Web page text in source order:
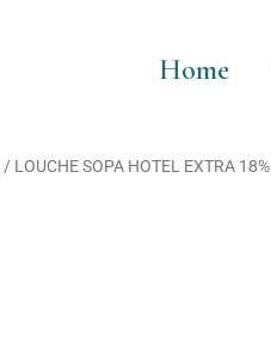
Home
/ LOUCHE SOPA HOTEL EXTRA 18%